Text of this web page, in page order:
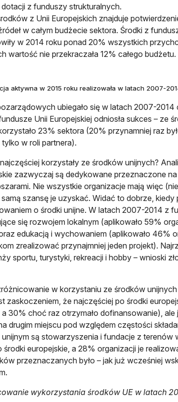
z funduszy strukturalnych.
z Unii Europejskich znajduje
w całym budżecie sektora. Środki z
w 2014 roku ponad 20% wszystkich
wartość nie przekraczała 12% całego budżetu.
aktywna w 2015 roku realizowała w latach 2007-
ubiegało się w latach 2007-2014
Unii Europejskiej odniosła sukces – ze
23% sektora (20% przynamniej raz
w roli partnera).
korzystały ze środków unijnych?
zazwyczaj są dedykowane przeznaczone
Nie wszystkie organizacje mają więc
szansę je uzyskać. Widać to dobrze,
o środki unijne. W latach 2007-2014 z
się rozwojem lokalnym (aplikowało 59%
edukacją i wychowaniem (aplikowało 46%
zrealizować przynajmniej jeden projekt).
sportu, turystyki, rekreacji i hobby – wnioski
w korzystaniu ze środków
zaskoczeniem, że najczęściej po środki
a 30% choć raz otrzymało dofinansowanie),
drugim miejscu pod względem częstości
są stowarzyszenia i fundacje z terenów
środki europejskie, a 28% organizacji je
przeznaczanych było – jak już wcześniej
wykorzystania środków UE w latach